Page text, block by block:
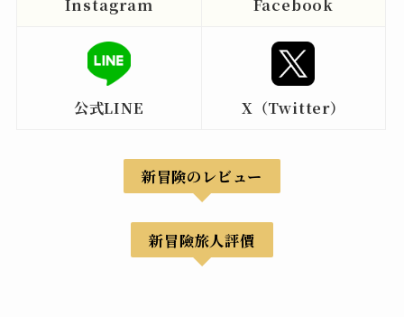
Instagram Facebook
公式LINE X（Twitter）
新冒険のレビュー
新冒險旅人評價